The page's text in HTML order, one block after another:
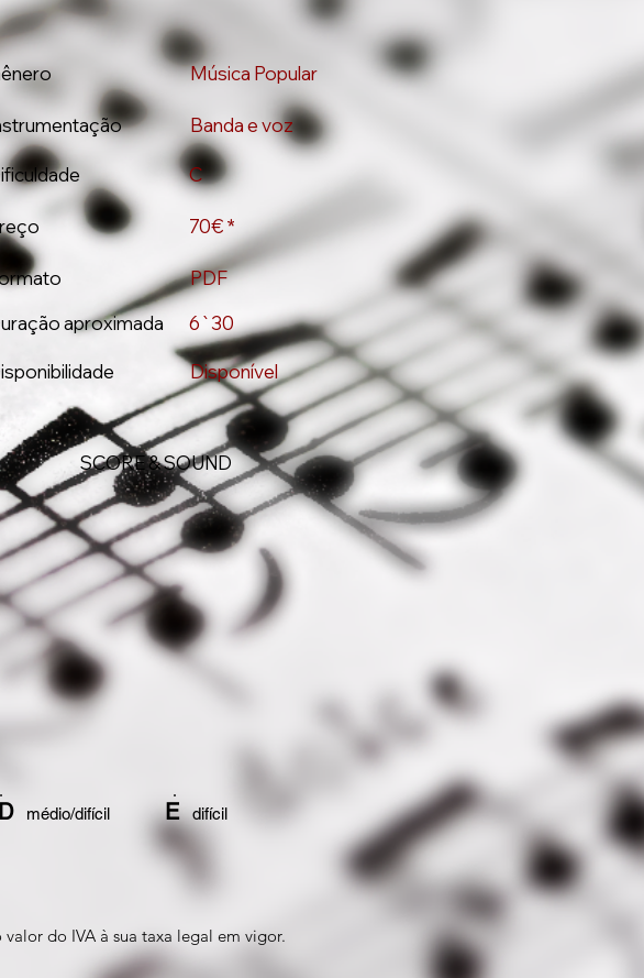
aproximada
Música Popular
Banda e voz
C
70€ *
PDF
6`30
Disponível
SCORE & SOUND
D médio/difícil Edifícil
do IVA à sua taxa legal em vigor.